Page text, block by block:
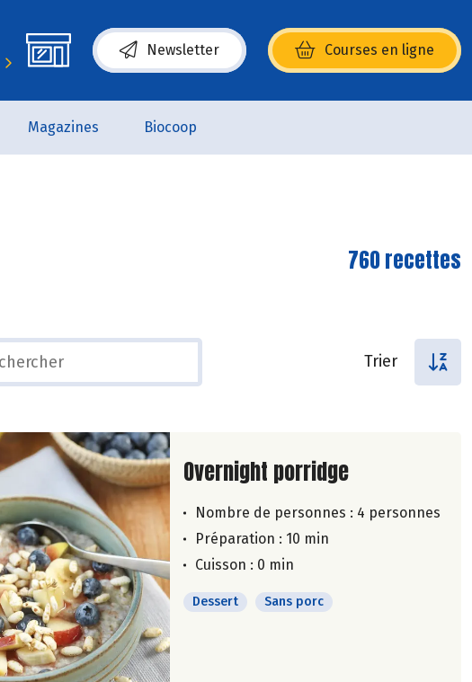
Newsletter Courses en ligne
(s’ouvre dans une nouvelle fenêtre)
Magazines Biocoop
760 recettes
Trier
Lire la suite de la recette
Overnight porridge
Nombre de personnes : 4 personnes
Préparation : 10 min
Cuisson : 0 min
Dessert Sans porc